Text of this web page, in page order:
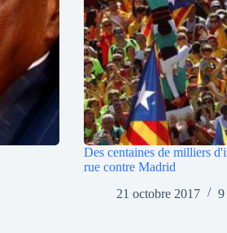
Des centaines de milliers
rue contre Madrid
21 octobre 2017
9